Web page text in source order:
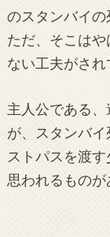
のスタンバイの
ただ、そこは
ない工夫がされ
主人公である
が、スタンバ
ストパスを渡
思われるものが